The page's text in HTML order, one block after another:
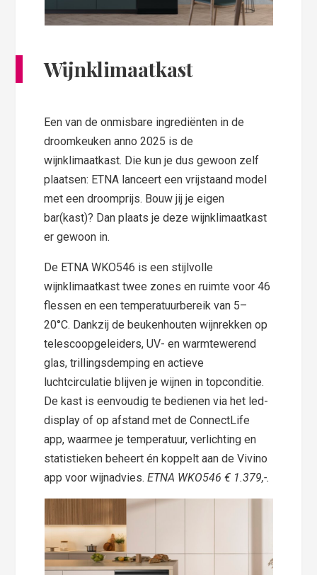
Wijnklimaatkast
Een van de onmisbare ingrediënten in de
droomkeuken anno 2025 is de
wijnklimaatkast. Die kun je dus gewoon zelf
plaatsen: ETNA lanceert een vrijstaand model
met een droomprijs. Bouw jij je eigen
bar(kast)? Dan plaats je deze wijnklimaatkast
er gewoon in.
De ETNA WKO546 is een stijlvolle
wijnklimaatkast twee zones en ruimte voor 46
flessen en een temperatuurbereik van 5–
20°C. Dankzij de beukenhouten wijnrekken op
telescoopgeleiders, UV- en warmtewerend
glas, trillingsdemping en actieve
luchtcirculatie blijven je wijnen in topconditie.
De kast is eenvoudig te bedienen via het led-
display of op afstand met de ConnectLife
app, waarmee je temperatuur, verlichting en
statistieken beheert én koppelt aan de Vivino
app voor wijnadvies.ETNA WKO546 € 1.379,-.